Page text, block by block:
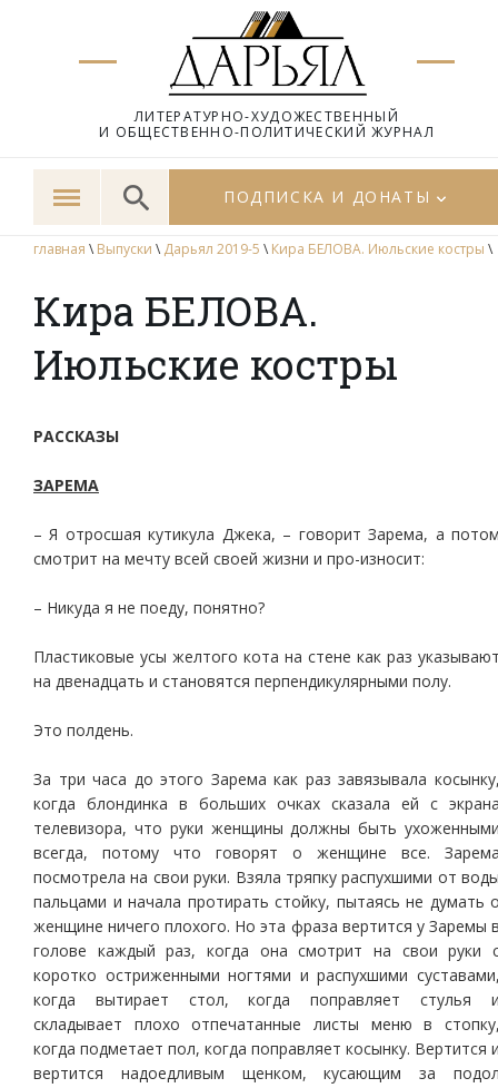
ЛИТЕРАТУРНО-ХУДОЖЕСТВЕННЫЙ
И ОБЩЕСТВЕННО-ПОЛИТИЧЕСКИЙ ЖУРНАЛ
ПОДПИСКА И ДОНАТЫ
главная \ Выпуски \ Дарьял 2019-5 \ Кира БЕЛОВА. Июльские костры \
Кира БЕЛОВА.
Июльские костры
РАССКАЗЫ
ЗАРЕМА
– Я отросшая кутикула Джека, – говорит Зарема, а
смотрит на мечту всей своей жизни и про-износит:
– Никуда я не поеду, понятно?
Пластиковые усы желтого кота на стене как раз
на двенадцать и становятся перпендикулярными полу.
Это полдень.
За три часа до этого Зарема как раз завязывала
когда блондинка в больших очках сказала ей с
телевизора, что руки женщины должны быть
всегда, потому что говорят о женщине все.
посмотрела на свои руки. Взяла тряпку распухшими от
пальцами и начала протирать стойку, пытаясь не думать
женщине ничего плохого. Но эта фраза вертится у Заремы
голове каждый раз, когда она смотрит на свои руки
коротко остриженными ногтями и распухшими
когда вытирает стол, когда поправляет стулья
складывает плохо отпечатанные листы меню в
когда подметает пол, когда поправляет косынку. Вертится
вертится надоедливым щенком, кусающим за